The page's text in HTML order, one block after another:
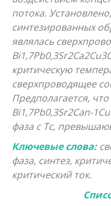
потока.
синтезированных
являлась
критическую
сверхпроводящее
Предполагается,
Bi1,7Pb0,3Sr2Can-
фаза с Тс,
Ключевые слова:
фаза, синтез,
критический ток.